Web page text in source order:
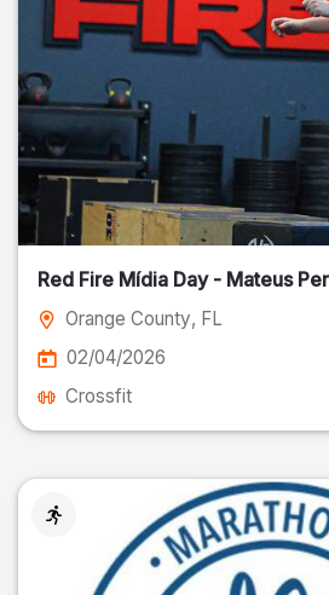
Red Fire Mídia Day - Mateus
Orange County, FL
02/04/2026
Crossfit